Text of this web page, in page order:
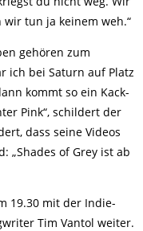
tun ja keinem weh.“
gehören zum
ich bei Saturn auf Platz
kommt so ein Kack-
Pink“, schildert der
dass seine Videos
„Shades of Grey ist ab
19.30 mit der Indie-
Tim Vantol weiter.